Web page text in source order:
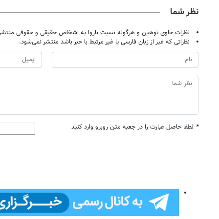
نظر شما
نظرات حاوی توهین و هرگونه نسبت ناروا به اشخاص حقیقی و حقوقی
نظراتی که غیر از زبان فارسی یا غیر مرتبط با خبر باشد منتشر نمی‌شود.
* لطفا حاصل عبارت را در جعبه متن روبرو وارد کنید